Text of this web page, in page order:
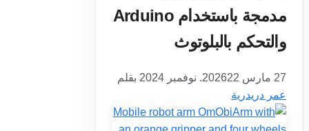
مدمجة باستخدام Arduino
والتحكم بالبلوتوث
27 مارس 2026 22. نوفمبر 2024
بقلم
عمر دريدرية